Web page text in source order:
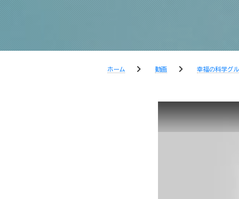
ホーム chevron_right 動画 chevron_right 幸福の科学グ